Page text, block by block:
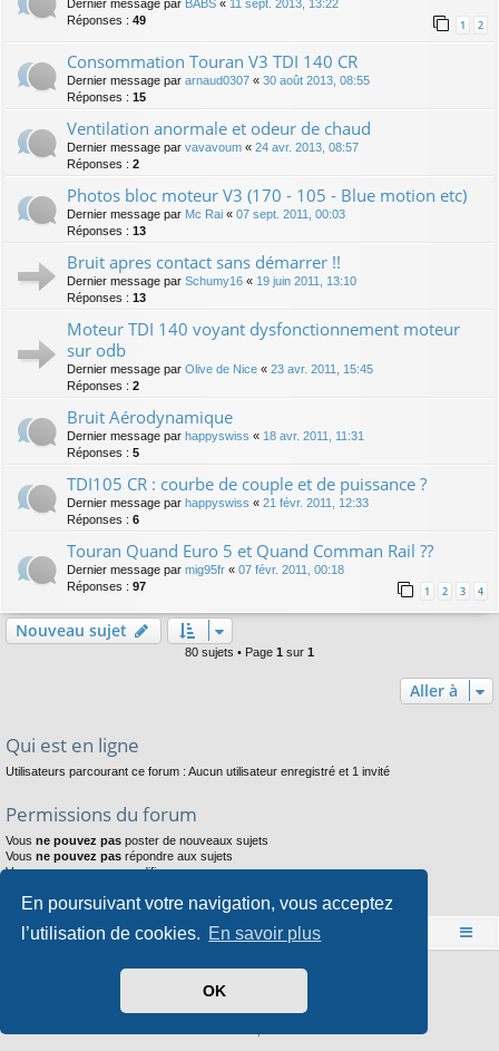
En poursuivant votre navigation, vous acceptez
l’utilisation de cookies. En savoir plus
OK
Dernier message par BABS « 11 sept. 2013, 13:22
Réponses : 49 1 2
Consommation Touran V3 TDI 140 CR
Dernier message par arnaud0307 « 30 août 2013, 08:55
Réponses : 15
Ventilation anormale et odeur de chaud
Dernier message par vavavoum « 24 avr. 2013, 08:57
Réponses : 2
Photos bloc moteur V3 (170 - 105 - Blue motion etc)
Dernier message par Mc Rai « 07 sept. 2011, 00:03
Réponses : 13
Bruit apres contact sans démarrer !!
Dernier message par Schumy16 « 19 juin 2011, 13:10
Réponses : 13
Moteur TDI 140 voyant dysfonctionnement moteur
sur odb
Dernier message par Olive de Nice « 23 avr. 2011, 15:45
Réponses : 2
Bruit Aérodynamique
Dernier message par happyswiss « 18 avr. 2011, 11:31
Réponses : 5
TDI105 CR : courbe de couple et de puissance ?
Dernier message par happyswiss « 21 févr. 2011, 12:33
Réponses : 6
Touran Quand Euro 5 et Quand Comman Rail ??
Dernier message par mig95fr « 07 févr. 2011, 00:18
Réponses : 97 1 2 3 4
Nouveau sujet
80 sujets • Page 1 sur 1
Aller à
Qui est en ligne
Utilisateurs parcourant ce forum : Aucun utilisateur enregistré et 1 invité
Permissions du forum
Vous ne pouvez pas poster de nouveaux sujets
Vous ne pouvez pas répondre aux sujets
Vousne pouvez pasmodifier vos messages
Vousne pouvez pasjoindre des fichiers
Accueil Index du forum
Développé parphpBB® Forum Software © phpBB Limited
Arty- phpBB 3.3 par MrGaby
Traduit parphpBB-fr.com